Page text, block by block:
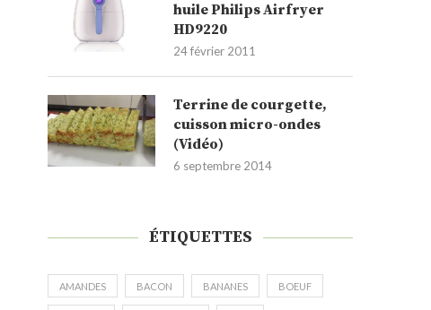
huile Philips Airfryer
HD9220
24 février 2011
Terrine de courgette,
cuisson micro-ondes
(Vidéo)
6 septembre 2014
ÉTIQUETTES
AMANDES BACON BANANES BOEUF